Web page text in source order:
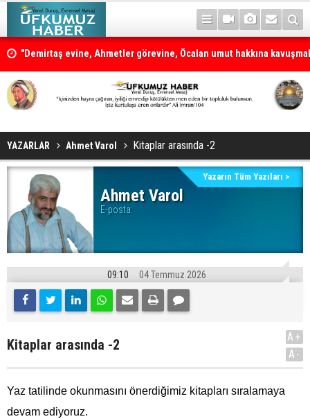
"Demirtaş evine, Ahmetler görevine, Öcalan umut hakkına
Çerçeve yasanın teklifinin kapsamı ve maddelerin tamamı
YAZARLAR Ahmet Varol Kitaplar arasında -2
Ahmet Varol
E-posta:
Yazarın Tüm Yazıları >
09:10 04 Temmuz 2026
Kitaplar arasında -2
A+
A-
Yaz tatilinde okunmasını önerdiğimiz kitapları sıralamaya
devam ediyoruz.